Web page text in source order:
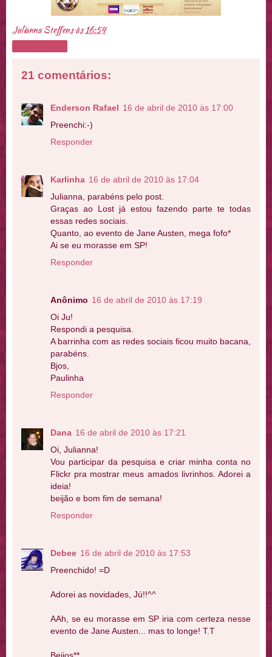
Julianna Steffensàs 16:54
21 comentários:
Enderson Rafael 16 de abril de 2010 às 17:00
Preenchi:-)
Responder
Karlinha 16 de abril de 2010 às 17:04
Julianna, parabéns pelo post.
Graças ao Lost já estou fazendo parte te todas
essas redes sociais.
Quanto, ao evento de Jane Austen, mega fofo*
Ai se eu morasse em SP!
Responder
Anônimo 16 de abril de 2010 às 17:19
Oi Ju!
Respondi a pesquisa.
A barrinha com as redes sociais ficou muito bacana,
parabéns.
Bjos,
Paulinha
Responder
Dana 16 de abril de 2010 às 17:21
Oi, Julianna!
Vou participar da pesquisa e criar minha conta no
Flickr pra mostrar meus amados livrinhos. Adorei a
ideia!
beijão e bom fim de semana!
Responder
Debee 16 de abril de 2010 às 17:53
Preenchido! =D
Adorei as novidades, Jú!!^^
AAh, se eu morasse em SP iria com certeza nesse
evento de Jane Austen... mas to longe! T.T